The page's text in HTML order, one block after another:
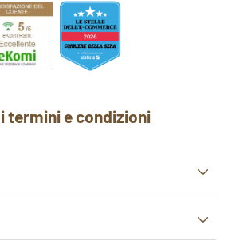
termini e condizioni